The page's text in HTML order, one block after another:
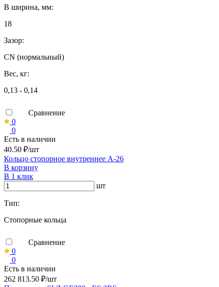
B ширина, мм:
18
Зазор:
CN (нормальный)
Вес, кг:
0,13 - 0,14
Сравнение
0
0
Есть в наличии
40.50 ₽/шт
Кольцо стопорное внутреннее А-26
В корзину
В 1 клик
шт
Тип:
Стопорные кольца
Сравнение
0
0
Есть в наличии
262 813.50 ₽/шт